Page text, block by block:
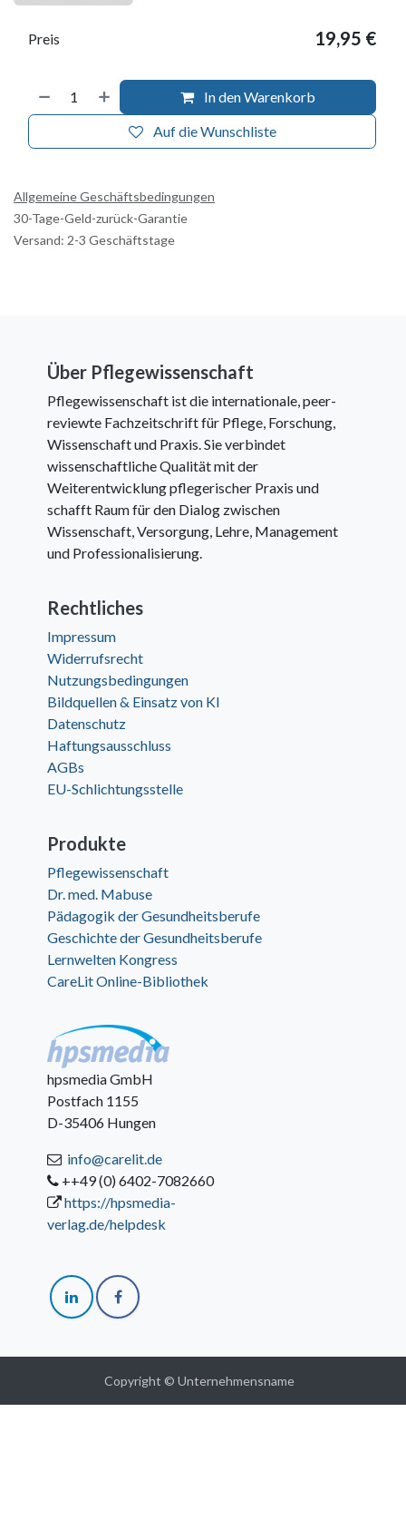
In den Warenkorb
Auf die Wunschliste
Preis 19,95 €
Allgemeine Geschäftsbedingungen
30-Tage-Geld-zurück-Garantie
Versand: 2-3 Geschäftstage
Über Pflegewissenschaft
Pflegewissenschaft ist die internationale, peer-
reviewte Fachzeitschrift für Pflege, Forschung,
Wissenschaft und Praxis. Sie verbindet
wissenschaftliche Qualität mit der
Weiterentwicklung pflegerischer Praxis und
schafft Raum für den Dialog zwischen
Wissenschaft, Versorgung, Lehre, Management
und Professionalisierung.
Rechtliches
Impressum
Widerrufsrecht
Nutzungsbedingungen
Bildquellen & Einsatz von KI
Datenschutz
Haftungsausschluss
AGBs
EU-Schlichtungsstelle
Produkte
Pflegewissenschaft
Dr. med. Mabuse
Pädagogik der Gesundheitsberufe
Geschichte der Gesundheitsberufe
Lernwelten Kongress
CareLit Online-Bibliothek
hpsmedia GmbH
Postfach 1155
D-35406 Hungen
info@carelit.de
++49 (0) 6402-7082660
https://hpsmedia-
verlag.de/helpdesk
Copyright © Unternehmensname